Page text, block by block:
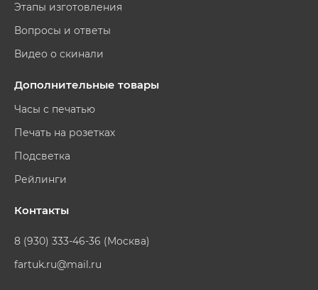
Этапы изготовления
Вопросы и ответы
Видео о скинали
Дополнительные товары
Часы с печатью
Печать на розетках
Подсветка
Рейлинги
Контакты
8 (930) 333-46-36 (Москва)
fartuk.ru@mail.ru